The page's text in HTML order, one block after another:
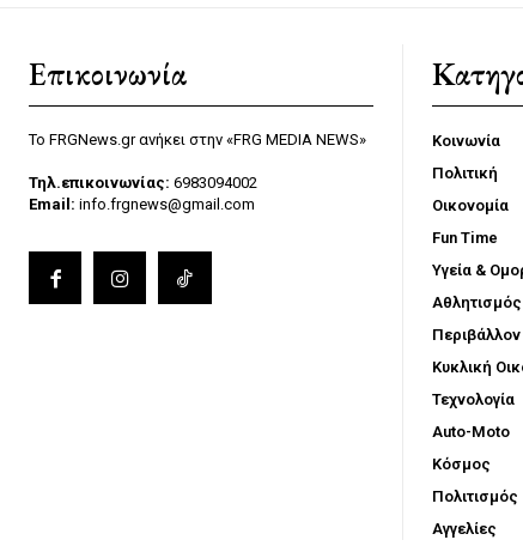
Επικοινωνία
Το FRGNews.gr ανήκει στην «FRG MEDIA NEWS»
Τηλ.επικοινωνίας: 6983094002
Email: info.frgnews@gmail.com
Κοινωνία
Πολιτική
Οικονομία
Fun Time
Υγεία &
Αθλητισμός
Περιβάλλον
Κυκλική
Τεχνολογία
Auto-Moto
Κόσμος
Πολιτισμός
Αγγελίες